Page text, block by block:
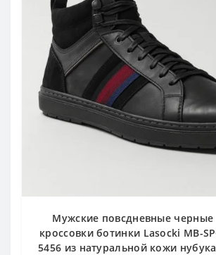
Мужские повсдневные
кроссовки ботинки Lasocki MB-
5456 из натуральной кожи